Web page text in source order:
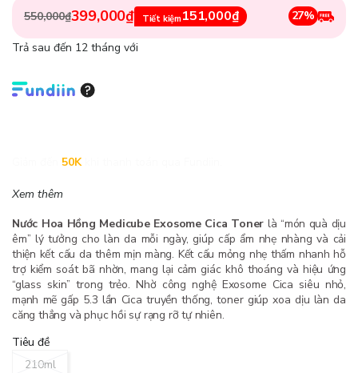
550,000₫399,000₫ Tiết kiệm151,000₫ 27%
Trả sau đến 12 tháng với
50K
Xem thêm
Nước Hoa Hồng Medicube Exosome Cica Toner là “món quà dịu
êm” lý tưởng cho làn da mỗi ngày, giúp cấp ẩm nhẹ nhàng và cải
thiện kết cấu da thêm mịn màng. Kết cấu mỏng nhẹ thấm nhanh hỗ
trợ kiểm soát bã nhờn, mang lại cảm giác khô thoáng và hiệu ứng
“glass skin” trong trẻo. Nhờ công nghệ Exosome Cica siêu nhỏ,
mạnh mẽ gấp 5.3 lần Cica truyền thống, toner giúp xoa dịu làn da
căng thẳng và phục hồi sự rạng rỡ tự nhiên.
Tiêu đề
210ml